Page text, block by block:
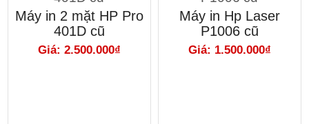
Máy in 2 mặt HP Pro
401D cũ
Giá: 2.500.000₫
Máy in Hp Laser
P1006 cũ
Giá: 1.500.000₫